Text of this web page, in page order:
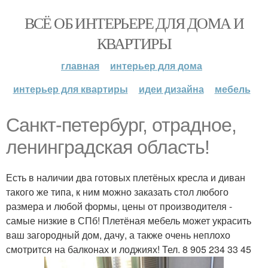
ВСЁ ОБ ИНТЕРЬЕРЕ ДЛЯ ДОМА И
КВАРТИРЫ
главная
интерьер для дома
интерьер для квартиры
идеи дизайна мебель
Санкт-петербург, отрадное,
ленинградская область!
Есть в наличии два готовых плетёных кресла и диван
такого же типа, к ним можно заказать стол любого
размера и любой формы, цены от производителя -
самые низкие в СПб! Плетёная мебель может украсить
ваш загородный дом, дачу, а также очень неплохо
смотрится на балконах и лоджиях! Тел. 8 905 234 33 45